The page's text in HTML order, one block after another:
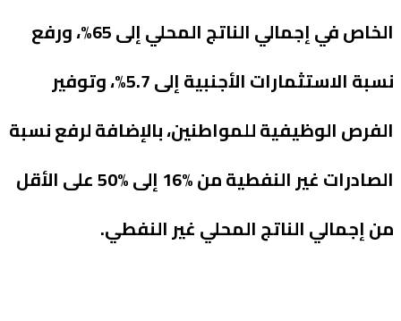
الخاص في إجمالي الناتج المحلي إلى 65%، ورفع
نسبة الاستثمارات الأجنبية إلى 5.7%، وتوفير
الفرص الوظيفية للمواطنين، بالإضافة لرفع نسبة
الصادرات غير النفطية من %16 إلى %50 على الأقل
من إجمالي الناتج المحلي غير النفطي.